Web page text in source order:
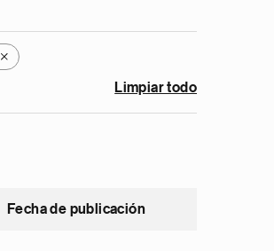
X
Limpiar todo
Fecha de publicación